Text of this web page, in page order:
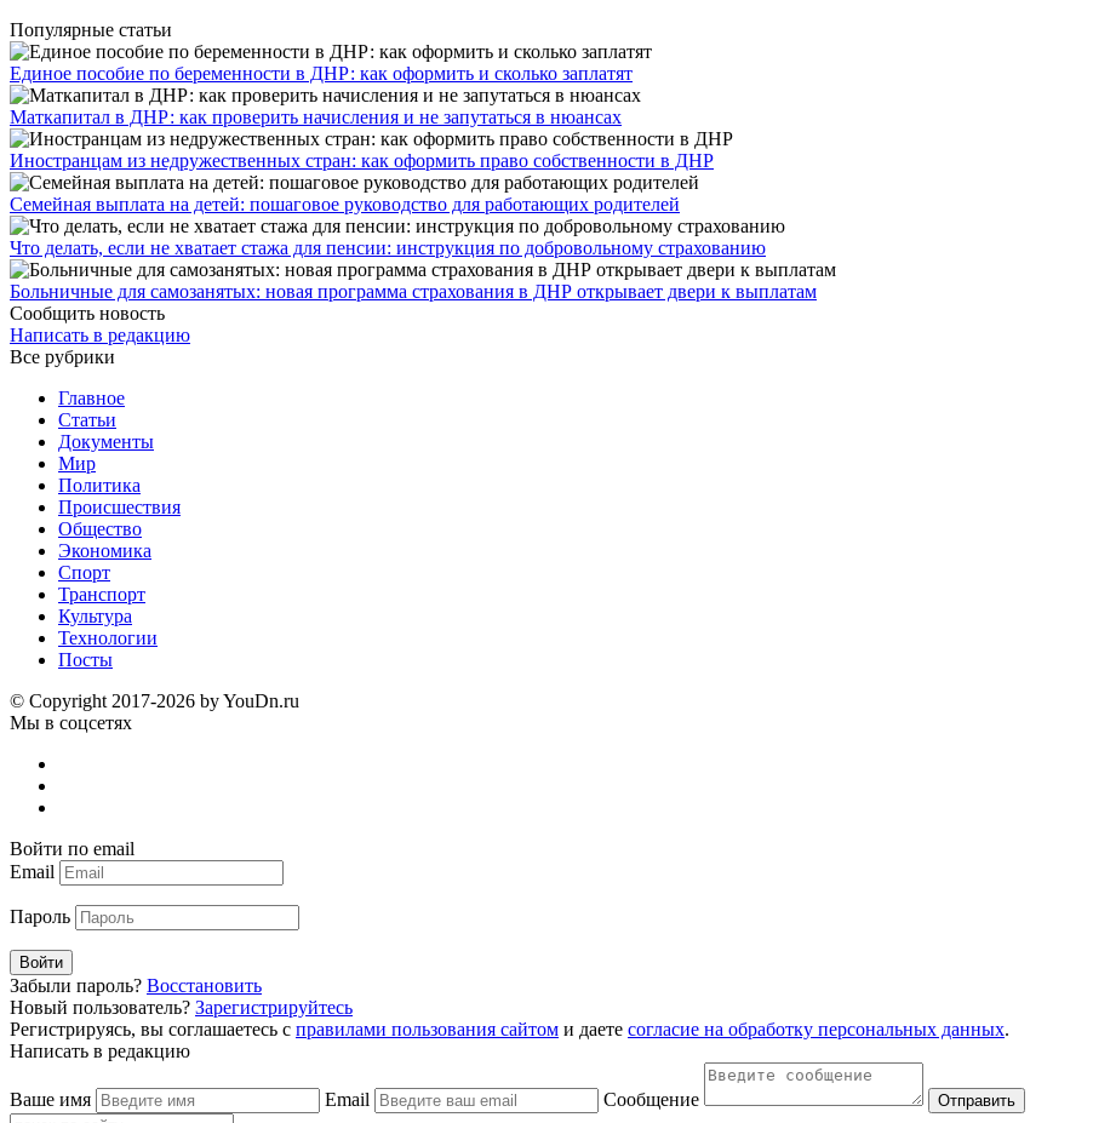
Популярные статьи
Единое пособие по беременности в ДНР: как оформить и сколько заплатят
​Маткапитал в ДНР: как проверить начисления и не запутаться в нюансах
Иностранцам из недружественных стран: как оформить право собственности в ДНР
Семейная выплата на детей: пошаговое руководство для работающих родителей
Что делать, если не хватает стажа для пенсии: инструкция по добровольному страхованию
Больничные для самозанятых: новая программа страхования в ДНР открывает двери к выплатам
Сообщить новость
Написать в редакцию
Все рубрики
Главное
Статьи
Документы
Мир
Политика
Происшествия
Общество
Экономика
Спорт
Транспорт
Культура
Технологии
Посты
© Copyright 2017-2026 by YouDn.ru
Мы в соцсетях
Войти по email
Email
Пароль
Войти
Забыли пароль? Восстановить
Новый пользователь? Зарегистрируйтесь
Регистрируясь, вы соглашаетесь с правилами пользования сайтом и даете согласие на обработку персональных данных.
Написать в редакцию
Ваше имя Email Сообщение Отправить